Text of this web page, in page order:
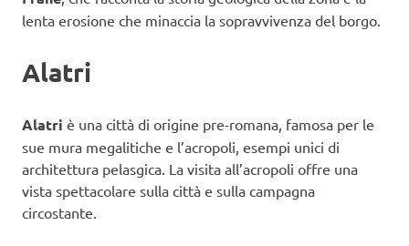
lenta erosione che minaccia la sopravvivenza del borgo.
Alatri
Alatri è una città di origine pre-romana, famosa per le
sue mura megalitiche e l’acropoli, esempi unici di
architettura pelasgica. La visita all’acropoli offre una
vista spettacolare sulla città e sulla campagna
circostante.